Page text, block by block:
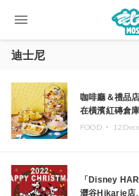
menu
迪士尼
咖啡廳＆禮品
在橫濱紅磚倉
FOOD ・
「Disney
澀谷Hikarie店